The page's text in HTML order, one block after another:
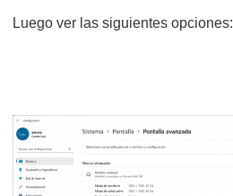
Luego ver las siguientes opciones: